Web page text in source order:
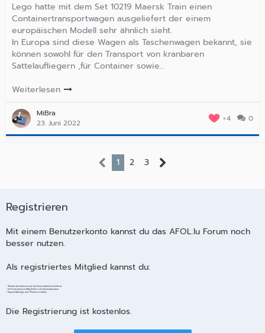
Lego hatte mit dem Set 10219 Maersk Train einen
Containertransportwagen ausgeliefert der einem
europäischen Modell sehr ähnlich sieht.
In Europa sind diese Wagen als Taschenwagen bekannt, sie
können sowohl für den Transport von kranbaren
Sattelaufliegern ,für Container sowie…
Weiterlesen
MiBra
23. Juni 2022
4 0
1 2 3
Registrieren
Mit einem Benutzerkonto kannst du das AFOL.lu Forum noch
besser nutzen.
Als registriertes Mitglied kannst du:
- Themen abonnieren und auf dem Laufenden bleiben
- Dich mit anderen Mitgliedern direkt austauschen
- Eigene Beiträge und Themen erstellen
Die Registrierung ist kostenlos.